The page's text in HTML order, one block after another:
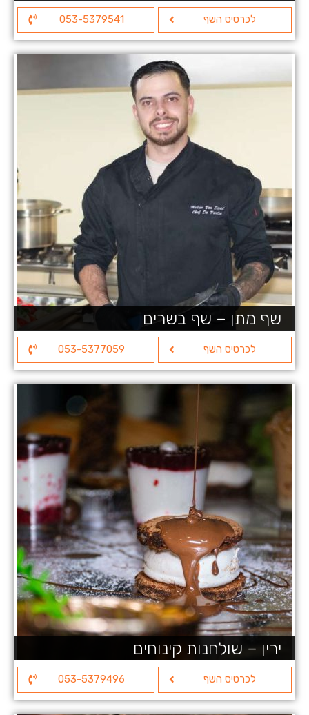
לכרטיס השף 053-5379541
שף מתן – שף בשרים
לכרטיס השף 053-5377059
ירין – שולחנות קינוחים
לכרטיס השף 053-5379496